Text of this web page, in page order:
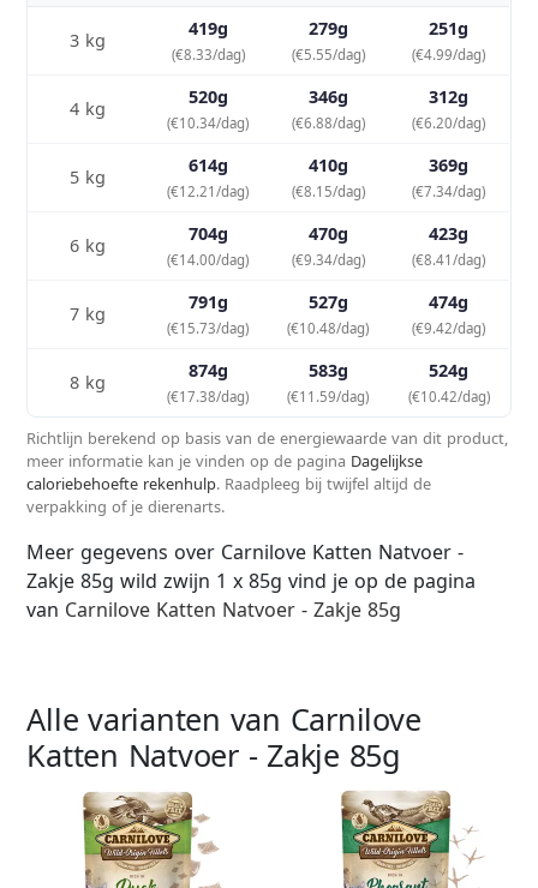
3 kg
419g
(€8.33/dag)
279g
(€5.55/dag)
251g
(€4.99/dag)
4 kg
520g
(€10.34/dag)
346g
(€6.88/dag)
312g
(€6.20/dag)
5 kg
614g
(€12.21/dag)
410g
(€8.15/dag)
369g
(€7.34/dag)
6 kg
704g
(€14.00/dag)
470g
(€9.34/dag)
423g
(€8.41/dag)
7 kg
791g
(€15.73/dag)
527g
(€10.48/dag)
474g
(€9.42/dag)
8 kg
874g
(€17.38/dag)
583g
(€11.59/dag)
524g
(€10.42/dag)
Richtlijn berekend op basis van de energiewaarde van dit product,
meer informatie kan je vinden op de pagina Dagelijkse
caloriebehoefte rekenhulp. Raadpleeg bij twijfel altijd de
verpakking of je dierenarts.
Meer gegevens over Carnilove Katten Natvoer -
Zakje 85g wild zwijn 1 x 85g vind je op de pagina
van Carnilove Katten Natvoer - Zakje 85g
Alle varianten van Carnilove
Katten Natvoer - Zakje 85g